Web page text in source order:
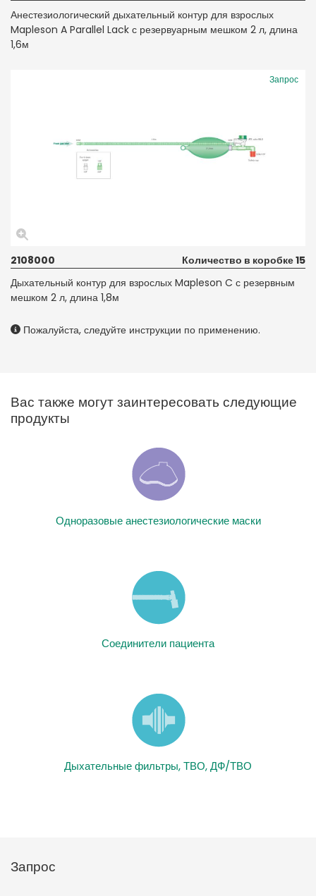
Анестезиологический дыхательный контур для взрослых
Mapleson A Parallel Lack с резервуарным мешком 2 л, длина
1,6м
Запрос
2108000
Количество в коробке 15
Дыхательный контур для взрослых Mapleson C с резервным
мешком 2 л, длина 1,8м
Пожалуйста, следуйте инструкции по применению.
Вас также могут заинтересовать следующие
продукты
Одноразовые анестезиологические маски
Соединители пациента
Дыхательные фильтры, ТВО, ДФ/ТВО
Запрос